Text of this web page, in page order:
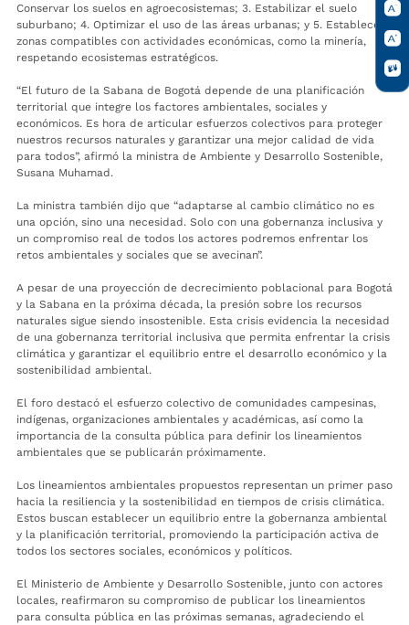
Conservar los suelos en agroecosistemas; 3. Estabilizar el suelo
suburbano; 4. Optimizar el uso de las áreas urbanas; y 5. Establecer
zonas compatibles con actividades económicas, como la minería,
respetando ecosistemas estratégicos.
“El futuro de la Sabana de Bogotá depende de una planificación
territorial que integre los factores ambientales, sociales y
económicos. Es hora de articular esfuerzos colectivos para proteger
nuestros recursos naturales y garantizar una mejor calidad de vida
para todos”, afirmó la ministra de Ambiente y Desarrollo Sostenible,
Susana Muhamad.
La ministra también dijo que “adaptarse al cambio climático no es
una opción, sino una necesidad. Solo con una gobernanza inclusiva y
un compromiso real de todos los actores podremos enfrentar los
retos ambientales y sociales que se avecinan”.
A pesar de una proyección de decrecimiento poblacional para Bogotá
y la Sabana en la próxima década, la presión sobre los recursos
naturales sigue siendo insostenible. Esta crisis evidencia la necesidad
de una gobernanza territorial inclusiva que permita enfrentar la crisis
climática y garantizar el equilibrio entre el desarrollo económico y la
sostenibilidad ambiental.
El foro destacó el esfuerzo colectivo de comunidades campesinas,
indígenas, organizaciones ambientales y académicas, así como la
importancia de la consulta pública para definir los lineamientos
ambientales que se publicarán próximamente.
Los lineamientos ambientales propuestos representan un primer paso
hacia la resiliencia y la sostenibilidad en tiempos de crisis climática.
Estos buscan establecer un equilibrio entre la gobernanza ambiental
y la planificación territorial, promoviendo la participación activa de
todos los sectores sociales, económicos y políticos.
El Ministerio de Ambiente y Desarrollo Sostenible, junto con actores
locales, reafirmaron su compromiso de publicar los lineamientos
para consulta pública en las próximas semanas, agradeciendo el